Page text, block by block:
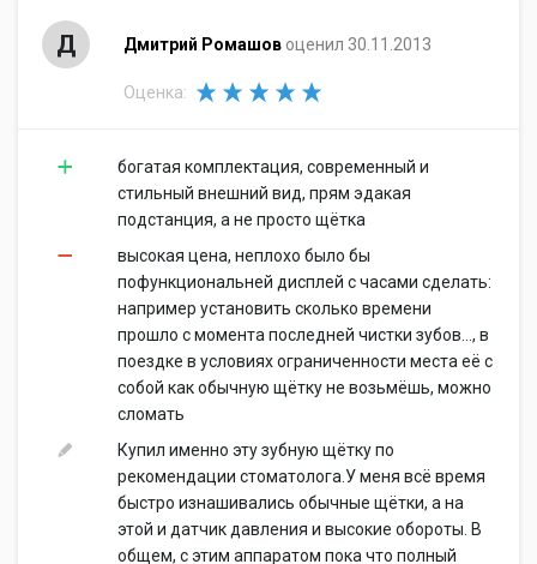
Д Дмитрий Ромашов оценил 30.11.2013
Оценка:
богатая комплектация, современный и
стильный внешний вид, прям эдакая
подстанция, а не просто щётка
высокая цена, неплохо было бы
пофункциональней дисплей с часами сделать:
например установить сколько времени
прошло с момента последней чистки зубов..., в
поездке в условиях ограниченности места её с
собой как обычную щётку не возьмёшь, можно
сломать
Купил именно эту зубную щётку по
рекомендации стоматолога.У меня всё время
быстро изнашивались обычные щётки, а на
этой и датчик давления и высокие обороты. В
общем, с этим аппаратом пока что полный